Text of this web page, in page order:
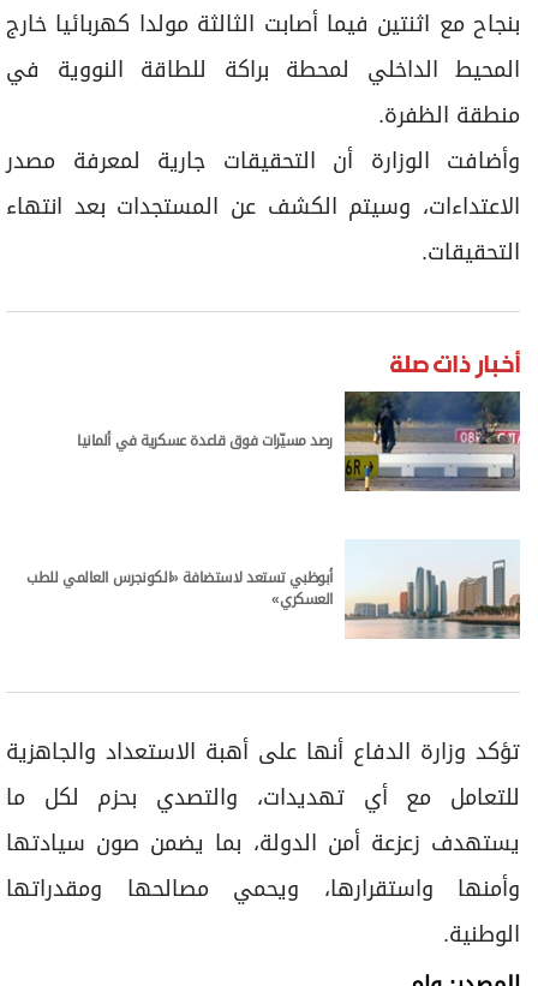
بنجاح مع اثنتين فيما أصابت الثالثة مولدا كهربائيا خارج
المحيط الداخلي لمحطة براكة للطاقة النووية في
منطقة الظفرة.
وأضافت الوزارة أن التحقيقات جارية لمعرفة مصدر
الاعتداءات، وسيتم الكشف عن المستجدات بعد انتهاء
التحقيقات.
أخبار ذات صلة
رصد مسيّرات فوق قاعدة عسكرية في ألمانيا
أبوظبي تستعد لاستضافة «الكونجرس العالمي للطب
العسكري»
تؤكد وزارة الدفاع أنها على أهبة الاستعداد والجاهزية
للتعامل مع أي تهديدات، والتصدي بحزم لكل ما
يستهدف زعزعة أمن الدولة، بما يضمن صون سيادتها
وأمنها واستقرارها، ويحمي مصالحها ومقدراتها
الوطنية.